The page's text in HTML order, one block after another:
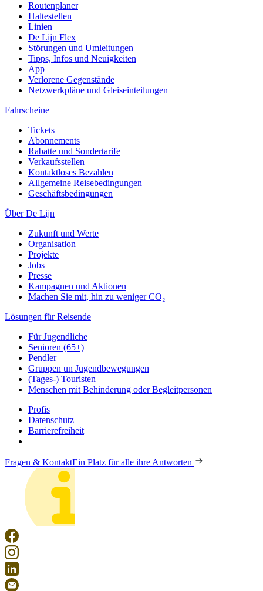
Routenplaner
Haltestellen
Linien
De Lijn Flex
Störungen und Umleitungen
Tipps, Infos und Neuigkeiten
App
Verlorene Gegenstände
Netzwerkpläne und Gleiseinteilungen
Fahrscheine
Tickets
Abonnements
Rabatte und Sondertarife
Verkaufsstellen
Kontaktloses Bezahlen
Allgemeine Reisebedingungen
Geschäftsbedingungen
Über De Lijn
Zukunft und Werte
Organisation
Projekte
Jobs
Presse
Kampagnen und Aktionen
Machen Sie mit, hin zu weniger CO₂
Lösungen für Reisende
Für Jugendliche
Senioren (65+)
Pendler
Gruppen un Jugendbewegungen
(Tages-) Touristen
Menschen mit Behinderung oder Begleitpersonen
Profis
Datenschutz
Barrierefreiheit
Fragen & KontaktEin Platz für alle ihre Antworten